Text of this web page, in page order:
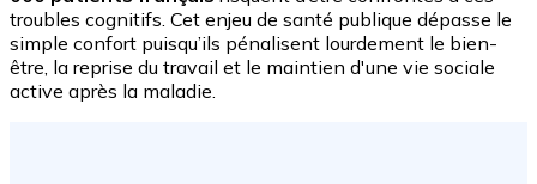
troubles cognitifs. Cet enjeu de santé publique dépasse le
simple confort puisqu’ils pénalisent lourdement le bien-
être, la reprise du travail et le maintien d'une vie sociale
active après la maladie.